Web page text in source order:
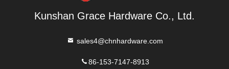
Kunshan Grace Hardware Co., Ltd.
sales4@chnhardware.com
86-153-7147-8913